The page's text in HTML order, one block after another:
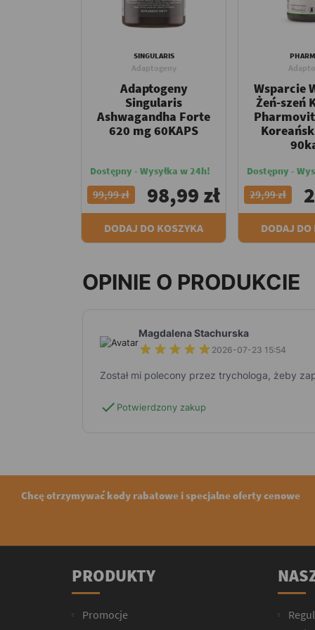
SINGULARIS
Adaptogeny
Adaptogeny
Singularis
Ashwagandha Forte
620 mg 60KAPS
Dostępny - Wysyłka w 24h!
99,99 zł 98,99 zł
DODAJ DO KOSZYKA
Wsparcie
Żeń-szeń
Dostępny -
29,99 zł
DODAJ DO
OPINIE O PRODUKCIE
Magdalena Stachurska
2026-07-23 15:54
Został mi polecony przez trychologa, żeby
check Potwierdzony zakup
Chcę otrzymywać kody rabatowe i specjalne oferty cenowe
PRODUKTY
Promocje